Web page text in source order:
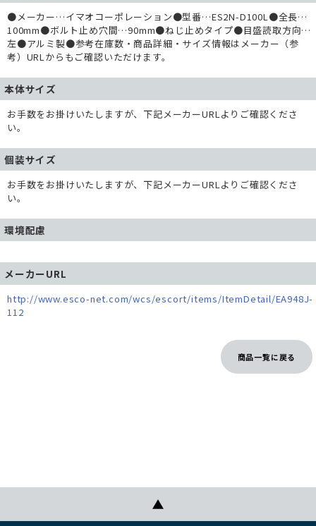
●メーカー…イマオコーポレーション●型番…ES2N-D100L●全長…
100mm●ボルト止め穴間…90mm●ねじ止めタイプ●目盛読取方向…
左●アルミ製●参考在庫数・商品詳細・サイズ情報はメーカー（参
考）URLからもご確認いただけます。
本体サイズ
お手数をお掛けいたしますが、下記メーカーURLよりご確認くださ
い。
個装サイズ
お手数をお掛けいたしますが、下記メーカーURLよりご確認くださ
い。
環境配慮
メーカーURL
http://www.esco-net.com/wcs/escort/items/ItemDetail/EA948J-
112
商品一覧に戻る